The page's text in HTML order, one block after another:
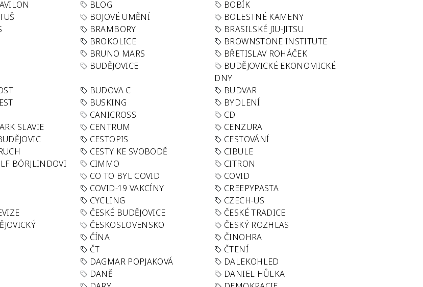
BLOG
BOBÍK
BOJOVÉ UMĚNÍ
BOLESTNÉ KAMENY
BRAMBORY
BRASILSKÉ JIU-JITSU
BROKOLICE
BROWNSTONE INSTITUTE
BRUNO MARS
BŘETISLAV ROHÁČEK
BUDĚJOVICE
BUDĚJOVICKÉ EKONOMICKÉ
DNY
BUDOVA C
BUDVAR
BUSKING
BYDLENÍ
CANICROSS
CD
SLAVIE CENTRUM
CENZURA
CESTOPIS
CESTOVÁNÍ
CESTY KE SVOBODĚ
CIBULE
BÖRJLINDOVI CIMMO
CITRON
CO TO BYL COVID
COVID
COVID-19 VAKCÍNY
CREEPYPASTA
CYCLING
CZECH-US
ČESKÉ BUDĚJOVICE
ČESKÉ TRADICE
ČESKOSLOVENSKO
ČESKÝ ROZHLAS
ČÍNA
ČINOHRA
ČT
ČTENÍ
DAGMAR POPJAKOVÁ
DALEKOHLED
DANĚ
DANIEL HŮLKA